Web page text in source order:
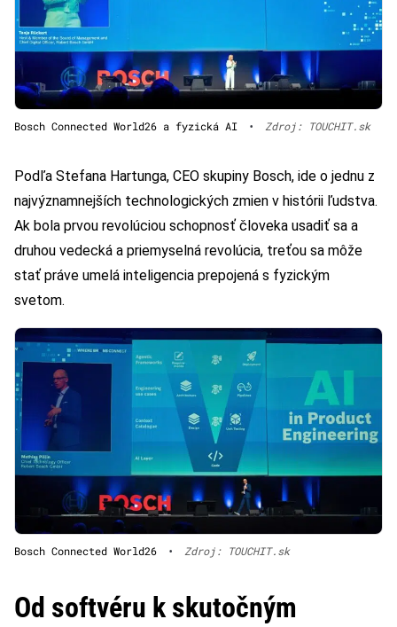
Bosch Connected World26 a fyzická AI • Zdroj: TOUCHIT.sk
Podľa Stefana Hartunga, CEO skupiny Bosch, ide o jednu z
najvýznamnejších technologických zmien v histórii ľudstva.
Ak bola prvou revolúciou schopnosť človeka usadiť sa a
druhou vedecká a priemyselná revolúcia, treťou sa môže
stať práve umelá inteligencia prepojená s fyzickým
svetom.
Bosch Connected World26 • Zdroj: TOUCHIT.sk
Od softvéru k skutočným